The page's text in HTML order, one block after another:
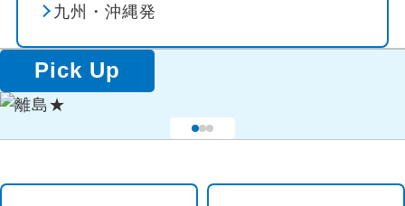
ビーチ・リゾート
海水浴・プール
避暑地
食べ物
九州・沖縄発
Pick Up